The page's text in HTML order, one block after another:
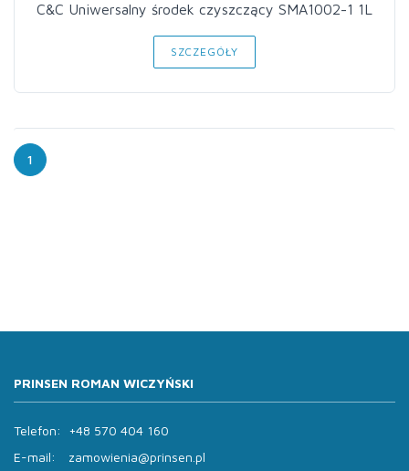
C&C Uniwersalny środek czyszczący SMA1002-1 1L
SZCZEGÓŁY
1
PRINSEN ROMAN WICZYŃSKI
Telefon:
+48 570 404 160
E-mail:
zamowienia@prinsen.pl